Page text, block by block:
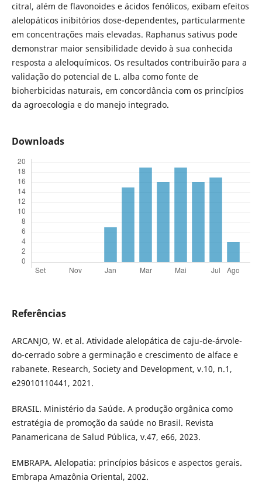
citral, além de flavonoides e ácidos fenólicos, exibam efeitos
alelopáticos inibitórios dose-dependentes, particularmente
em concentrações mais elevadas. Raphanus sativus pode
demonstrar maior sensibilidade devido à sua conhecida
resposta a aleloquímicos. Os resultados contribuirão para a
validação do potencial de L. alba como fonte de
bioherbicidas naturais, em concordância com os princípios
da agroecologia e do manejo integrado.
Downloads
Referências
ARCANJO, W. et al. Atividade alelopática de caju-de-árvole-
do-cerrado sobre a germinação e crescimento de alface e
rabanete. Research, Society and Development, v.10, n.1,
e29010110441, 2021.
BRASIL. Ministério da Saúde. A produção orgânica como
estratégia de promoção da saúde no Brasil. Revista
Panamericana de Salud Pública, v.47, e66, 2023.
EMBRAPA. Alelopatia: princípios básicos e aspectos gerais.
Embrapa Amazônia Oriental, 2002.